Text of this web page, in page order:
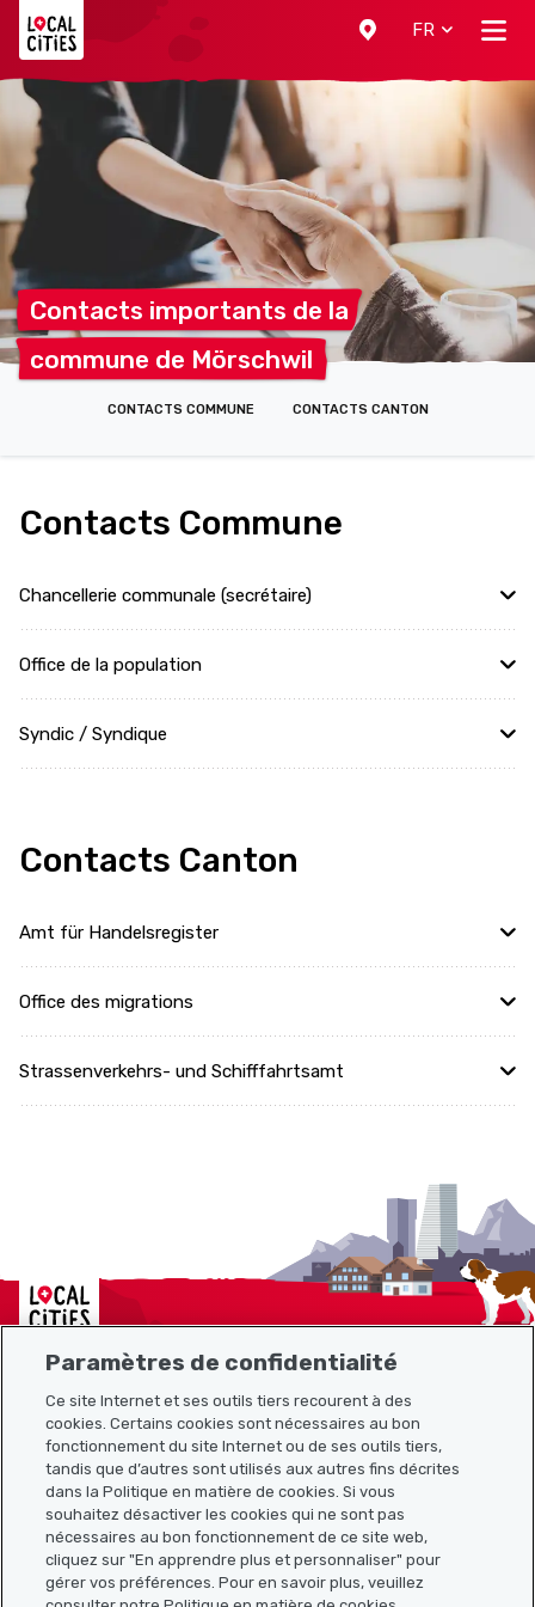
FR
Contacts importants de la
commune de Mörschwil
CONTACTS COMMUNE CONTACTS CANTON
Contacts Commune
Chancellerie communale (secrétaire)
Office de la population
Syndic / Syndique
Contacts Canton
Amt für Handelsregister
Office des migrations
Strassenverkehrs- und Schifffahrtsamt
Localcities
Plan du site
Liens utiles
Télécharger l’application Localcities
Paramètres de confidentialité
Ce site Internet et ses outils tiers recourent à des
cookies. Certains cookies sont nécessaires au bon
fonctionnement du site Internet ou de ses outils tiers,
tandis que d’autres sont utilisés aux autres fins décrites
dans la Politique en matière de cookies. Si vous
souhaitez désactiver les cookies qui ne sont pas
nécessaires au bon fonctionnement de ce site web,
cliquez sur "En apprendre plus et personnaliser" pour
gérer vos préférences. Pour en savoir plus, veuillez